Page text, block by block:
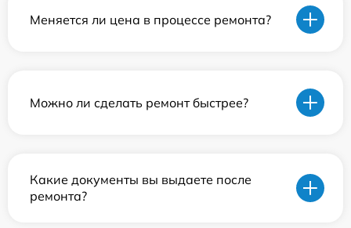
Меняется ли цена в процессе ремонта?
Можно ли сделать ремонт быстрее?
Какие документы вы выдаете после
ремонта?